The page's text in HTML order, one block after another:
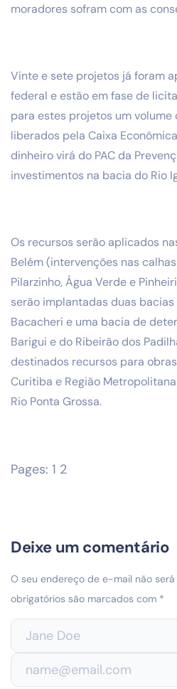
moradores sofram com as
Vinte e sete projetos já foram
federal e estão em fase de
para estes projetos um volume
liberados pela Caixa
dinheiro virá do PAC da
investimentos na bacia do Rio
Os recursos serão aplicados
Belém (intervenções nas
Pilarzinho, Água Verde e
serão implantadas duas
Bacacheri e uma bacia de
Barigui e do Ribeirão dos
destinados recursos para
Curitiba e Região
Rio Ponta Grossa.
Pages: 1 2
Deixe um comentário
O seu endereço de e-mail não
obrigatórios são marcados com *